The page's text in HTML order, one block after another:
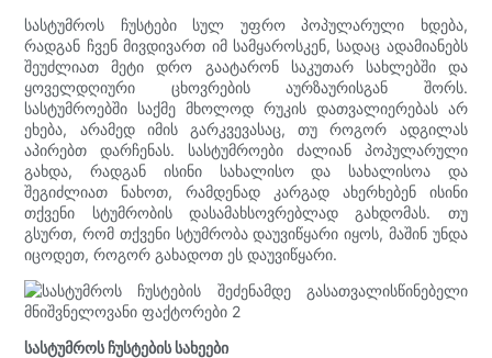
სასტუმროს ჩუსტები სულ უფრო პოპულარული ხდება,
რადგან ჩვენ მივდივართ იმ სამყაროსკენ, სადაც ადამიანებს
შეუძლიათ მეტი დრო გაატარონ საკუთარ სახლებში და
ყოველდღიური ცხოვრების აურზაურისგან შორს.
სასტუმროებში საქმე მხოლოდ რუკის დათვალიერებას არ
ეხება, არამედ იმის გარკვევასაც, თუ როგორ ადგილას
აპირებთ დარჩენას. სასტუმროები ძალიან პოპულარული
გახდა, რადგან ისინი სახალისო და სახალისოა და
შეგიძლიათ ნახოთ, რამდენად კარგად ახერხებენ ისინი
თქვენი სტუმრობის დასამახსოვრებლად გახდომას. თუ
გსურთ, რომ თქვენი სტუმრობა დაუვიწყარი იყოს, მაშინ უნდა
იცოდეთ, როგორ გახადოთ ეს დაუვიწყარი.
სასტუმროს ჩუსტების სახეები